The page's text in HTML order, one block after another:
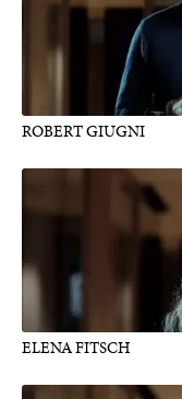
ROBERT GIUGNI
ELENA FITSCH